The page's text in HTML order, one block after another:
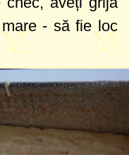
- să fie loc